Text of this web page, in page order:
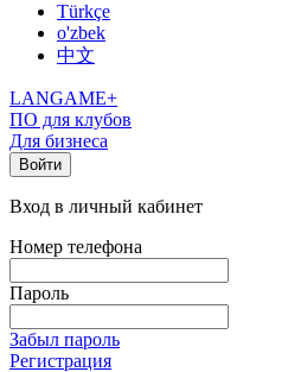
Türkçe
o'zbek
中文
LANGAME+
ПО для клубов
Для бизнеса
Войти
Вход в личный кабинет
Номер телефона
Пароль
Забыл пароль
Регистрация